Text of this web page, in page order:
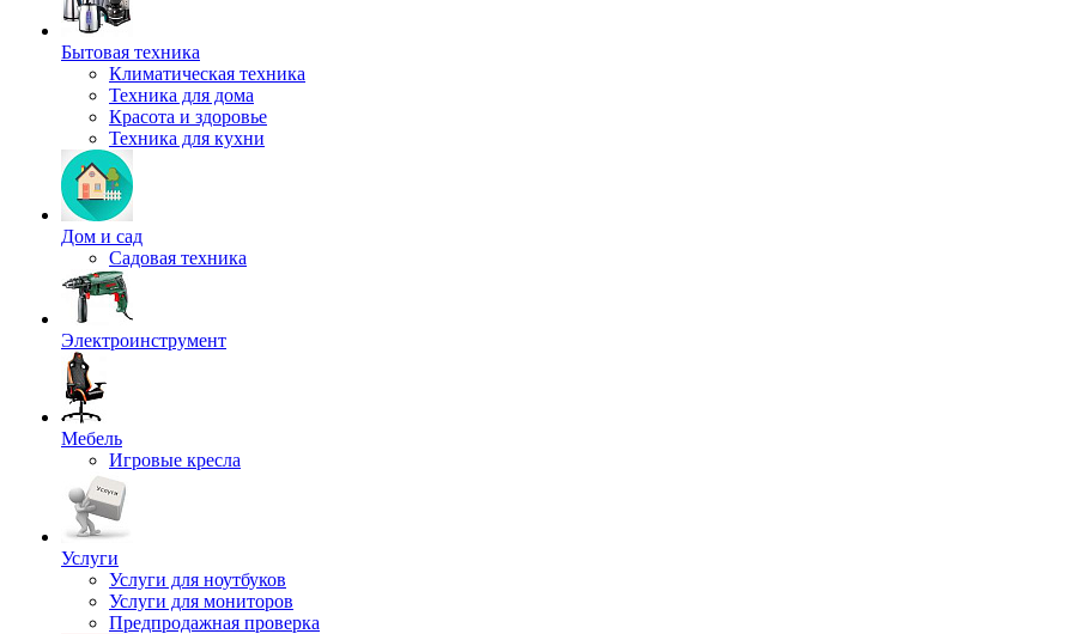
Бытовая техника
Климатическая техника
Техника для дома
Красота и здоровье
Техника для кухни
Дом и сад
Садовая техника
Электроинструмент
Мебель
Игровые кресла
Услуги
Услуги для ноутбуков
Услуги для мониторов
Предпродажная проверка